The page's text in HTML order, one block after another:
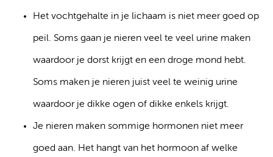
Het vochtgehalte in je lichaam is niet meer goed op
peil. Soms gaan je nieren veel te veel urine maken
waardoor je dorst krijgt en een droge mond hebt.
Soms maken je nieren juist veel te weinig urine
waardoor je dikke ogen of dikke enkels krijgt.
Je nieren maken sommige hormonen niet meer
goed aan. Het hangt van het hormoon af welke